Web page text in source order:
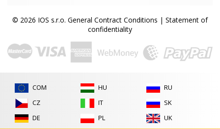
© 2026 IOS s.r.o. General Contract Conditions | Statement of
confidentiality
COM
CZ
DE
HU
IT
PL
RU
SK
UK